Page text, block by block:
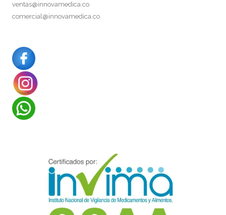
ventas@innovamedica.co
comercial@innovamedica.co